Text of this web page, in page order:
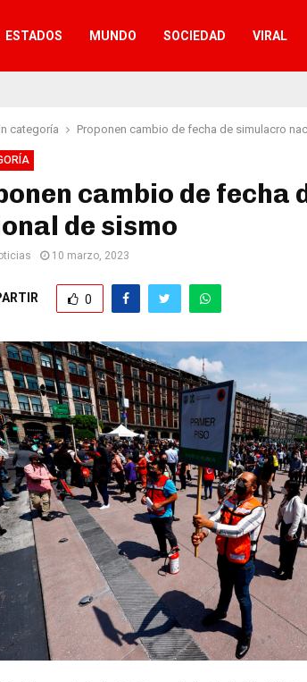
ESTADOS MUNDO SOCIEDAD VIRAL
categoría Proponen cambio de fecha de simulacro
cambio de fecha
de sismo
10 marzo, 2023
0